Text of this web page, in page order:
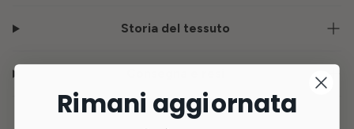
Storia del tessuto
Rimani aggiornata